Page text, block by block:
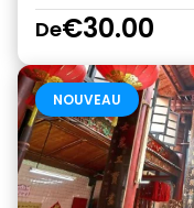
De€30.00
NOUVEAU